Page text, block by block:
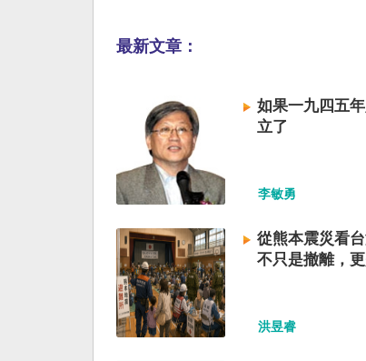
最新文章：
如果一九四五
立了
李敏勇
從熊本震災看
不只是撤離，
洪昱睿